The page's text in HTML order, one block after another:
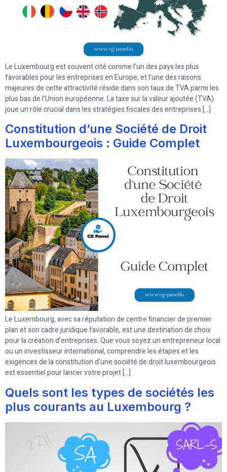
Le Luxembourg est souvent cité comme l’un des pays les plus
favorables pour les entreprises en Europe, et l’une des raisons
majeures de cette attractivité réside dans son taux de TVA parmi les
plus bas de l’Union européenne. La taxe sur la valeur ajoutée (TVA)
joue un rôle crucial dans les stratégies fiscales des entreprises […]
Constitution d’une Société de Droit
Luxembourgeois : Guide Complet
Le Luxembourg, avec sa réputation de centre financier de premier
plan et son cadre juridique favorable, est une destination de choix
pour la création d’entreprises. Que vous soyez un entrepreneur local
ou un investisseur international, comprendre les étapes et les
exigences de la constitution d’une société de droit luxembourgeois
est essentiel pour lancer votre projet […]
Quels sont les types de sociétés les
plus courants au Luxembourg ?